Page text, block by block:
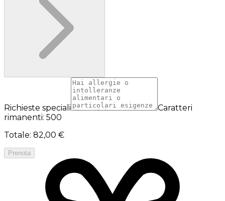
Richieste speciali
Caratteri
rimanenti: 500
Totale: 82,00 €
Prenota